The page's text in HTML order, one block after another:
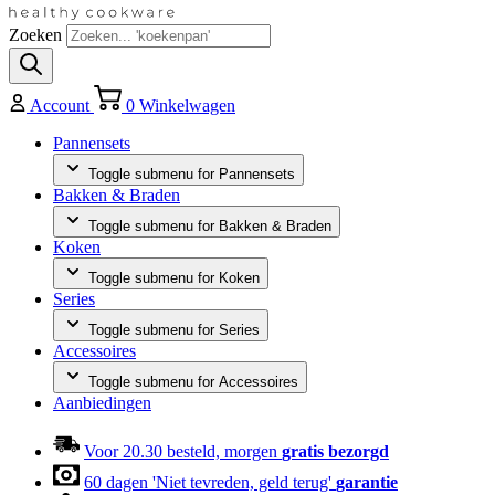
Zoeken
Account 0 Winkelwagen
Pannensets
Toggle submenu for Pannensets
Bakken & Braden
Toggle submenu for Bakken & Braden
Koken
Toggle submenu for Koken
Series
Toggle submenu for Series
Accessoires
Toggle submenu for Accessoires
Aanbiedingen
Voor 20.30 besteld, morgen gratis bezorgd
60 dagen 'Niet tevreden, geld terug' garantie